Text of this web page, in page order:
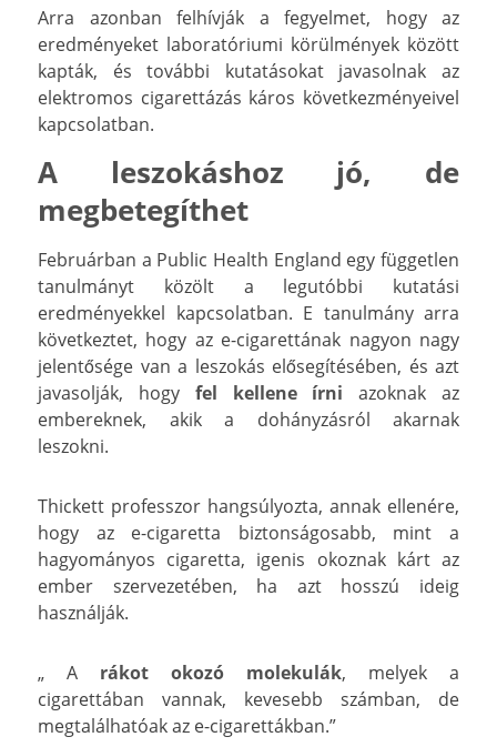
Arra azonban felhívják a fegyelmet, hogy az
eredményeket laboratóriumi körülmények között
kapták, és további kutatásokat javasolnak az
elektromos cigarettázás káros következményeivel
kapcsolatban.
A leszokáshoz jó, de
megbetegíthet
Februárban a Public Health England egy független
tanulmányt közölt a legutóbbi kutatási
eredményekkel kapcsolatban. E tanulmány arra
következtet, hogy az e-cigarettának nagyon nagy
jelentősége van a leszokás elősegítésében, és azt
javasolják, hogy fel kellene írni azoknak az
embereknek, akik a dohányzásról akarnak
leszokni.
Thickett professzor hangsúlyozta, annak ellenére,
hogy az e-cigaretta biztonságosabb, mint a
hagyományos cigaretta, igenis okoznak kárt az
ember szervezetében, ha azt hosszú ideig
használják.
„ A rákot okozó molekulák, melyek a
cigarettában vannak, kevesebb számban, de
megtalálhatóak az e-cigarettákban.”